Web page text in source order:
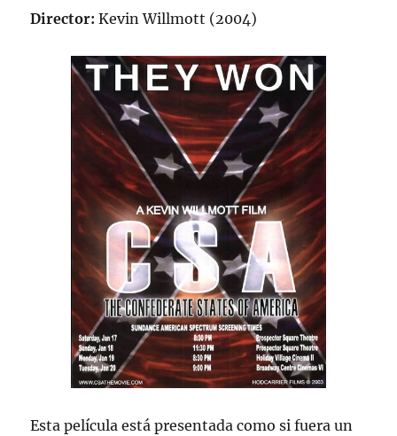
Director: Kevin Willmott (2004)
Esta película está presentada como si fuera un